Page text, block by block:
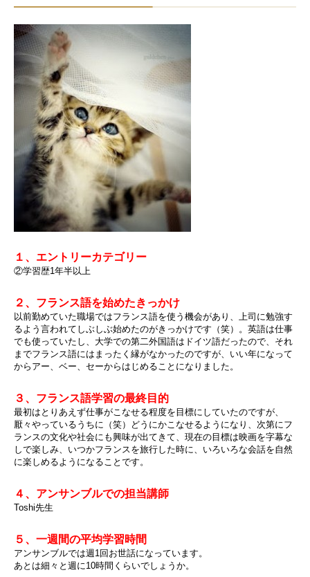
１、エントリーカテゴリー
②学習歴1年半以上
２、フランス語を始めたきっかけ
以前勤めていた職場ではフランス語を使う機会があり、上司に勉強す
るよう言われてしぶしぶ始めたのがきっかけです（笑）。英語は仕事
でも使っていたし、大学での第二外国語はドイツ語だったので、それ
までフランス語にはまったく縁がなかったのですが、いい年になって
からアー、ベー、セーからはじめることになりました。
３、フランス語学習の最終目的
最初はとりあえず仕事がこなせる程度を目標にしていたのですが、
厭々やっているうちに（笑）どうにかこなせるようになり、次第にフ
ランスの文化や社会にも興味が出てきて、現在の目標は映画を字幕な
しで楽しみ、いつかフランスを旅行した時に、いろいろな会話を自然
に楽しめるようになることです。
４、アンサンブルでの担当講師
Toshi先生
５、一週間の平均学習時間
アンサンブルでは週1回お世話になっています。
あとは細々と週に10時間くらいでしょうか。